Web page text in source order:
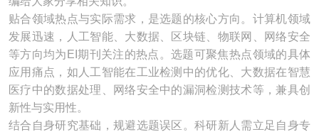
贴合领域热点与实际需求，是选题的核心方向。计算机领域
发展迅速，人工智能、大数据、区块链、物联网、网络安全
等方向均为EI期刊关注的热点。选题可聚焦热点领域的具体
应用痛点，如人工智能在工业检测中的优化、大数据在智慧
医疗中的数据处理、网络安全中的漏洞检测技术等，兼具创
新性与实用性。
结合自身研究基础，规避选题误区。科研新人需立足自身专